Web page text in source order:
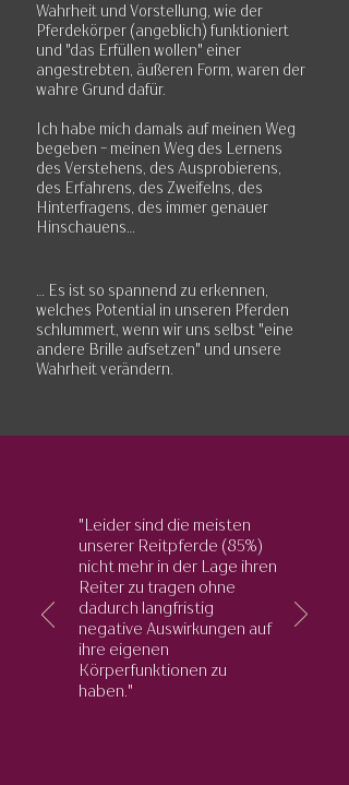
Wahrheit und Vorstellung, wie der
Pferdekörper (angeblich) funktioniert
und "das Erfüllen wollen" einer
angestrebten, äußeren Form, waren der
wahre Grund dafür.
Ich habe mich damals auf meinen Weg
begeben - meinen Weg des Lernens
des Verstehens, des Ausprobierens,
des Erfahrens, des Zweifelns, des
Hinterfragens, des immer genauer
Hinschauens...
... Es ist so spannend zu erkennen,
welches Potential in unseren Pferden
schlummert, wenn wir uns selbst "eine
andere Brille aufsetzen" und unsere
Wahrheit verändern.
"Leider sind die meisten
unserer Reitpferde (85%)
nicht mehr in der Lage ihren
Reiter zu tragen ohne
dadurch langfristig
negative Auswirkungen auf
ihre eigenen
Körperfunktionen zu
haben."